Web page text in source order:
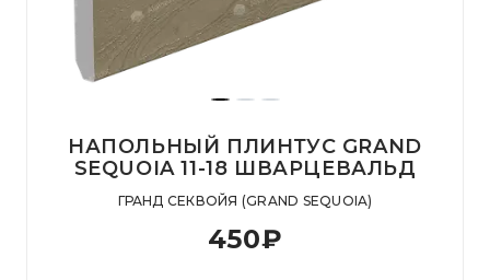
НАПОЛЬНЫЙ ПЛИНТУС GRAND
SEQUOIA 11-18 ШВАРЦЕВАЛЬД
ГРАНД СЕКВОЙЯ (GRAND SEQUOIA)
450₽